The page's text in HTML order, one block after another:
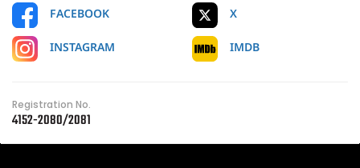
FACEBOOK
INSTAGRAM
X
IMDB
Registration No.
4152-2080/2081